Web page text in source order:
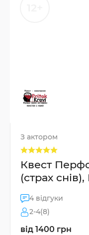
З актором
Квест
(страх
4 відгуки
2-4(8)
від 1400 грн